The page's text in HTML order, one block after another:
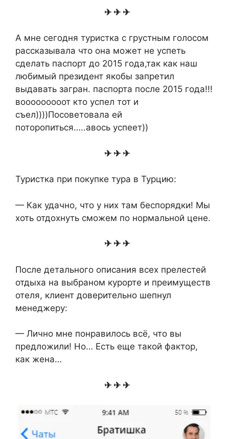
✈ ✈ ✈
А мне сегодня туристка с грустным голосом
рассказывала что она может не успеть
сделать паспорт до 2015 года,так как наш
любимый президент якобы запретил
выдавать загран. паспорта после 2015 года!!!
вооооооооот кто успел тот и
съел))))Посоветовала ей
поторопиться…..авось успеет))
✈ ✈ ✈
Туристка при покупке тура в Турцию:
— Как удачно, что у них там беспорядки! Мы
хоть отдохнуть сможем по нормальной цене.
✈ ✈ ✈
После детального описания всех прелестей
отдыха на выбраном курорте и преимуществ
отеля, клиент доверительно шепнул
менеджеру:
— Лично мне понравилось всё, что вы
предложили! Но… Есть еще такой фактор,
как жена…
✈ ✈ ✈